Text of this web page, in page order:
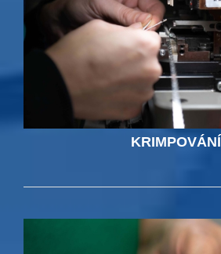
KRIMPOVÁNÍ